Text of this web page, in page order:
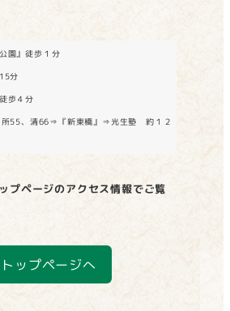
園』徒歩１分
分
歩４分
所55、清66⇒『新東橋』⇒光生塾 約１２
プページのアクセス情報でご覧
トップページへ